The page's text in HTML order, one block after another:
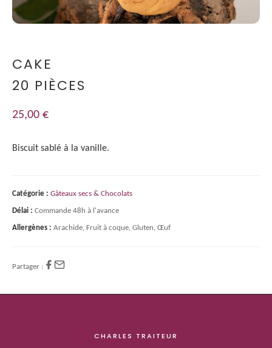
CAKE
20 PIÈCES
25,00 €
Biscuit sablé à la vanille.
Catégorie : Gâteaux secs & Chocolats
Délai : Commande 48h à l'avance
Allergènes : Arachide, Fruit à coque, Gluten, Œuf
Partager :
CHARLES TRAITEUR